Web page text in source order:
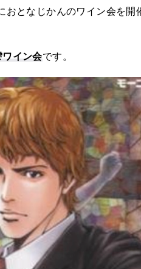
おとなじかんのワイン会を開
ワイン会です。